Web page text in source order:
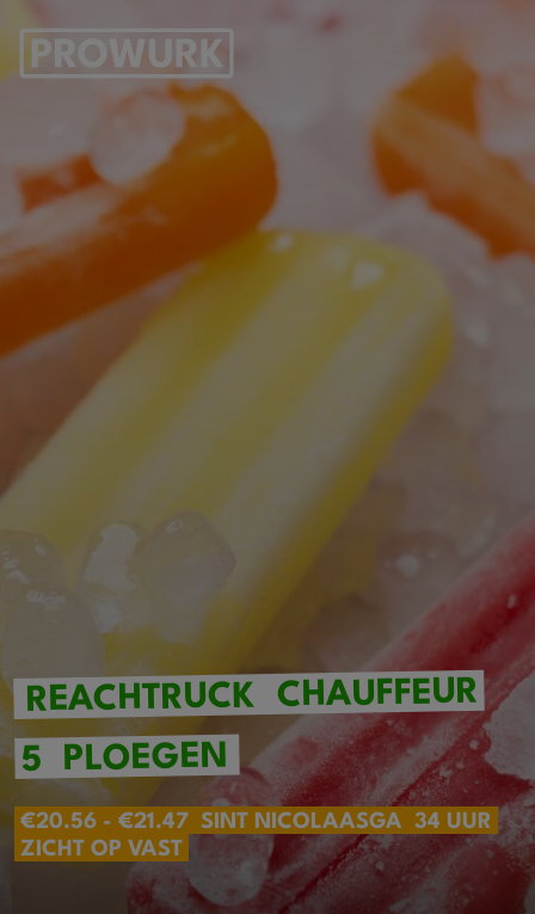
REACHTRUCK CHAUFFEUR
5 PLOEGEN
€20.56 - €21.47 SINT NICOLAASGA
34 UUR
ZICHT OP VAST